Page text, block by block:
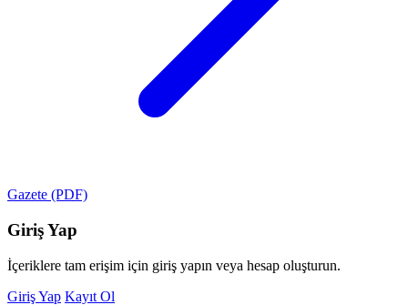
Gazete (PDF)
Giriş Yap
İçeriklere tam erişim için giriş yapın veya hesap oluşturun.
Giriş Yap Kayıt Ol